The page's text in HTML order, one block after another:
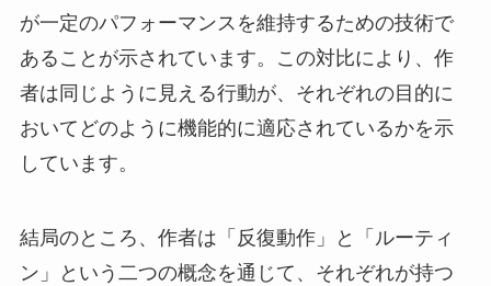
が一定のパフォーマンスを維持するための技術で
あることが示されています。この対比により、作
者は同じように見える行動が、それぞれの目的に
おいてどのように機能的に適応されているかを示
しています。
結局のところ、作者は「反復動作」と「ルーティ
ン」という二つの概念を通じて、それぞれが持つ